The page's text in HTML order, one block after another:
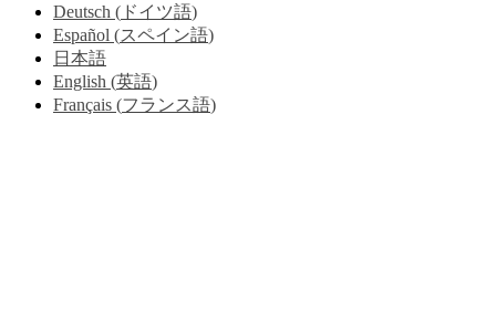
Deutsch ( ドイツ語)
Español (スペイン語)
日本語
English (英語)
Français (フランス語)